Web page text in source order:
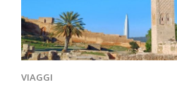
VIAGGI